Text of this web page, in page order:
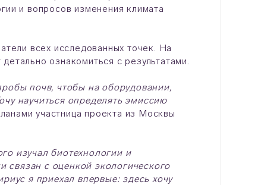
и вопросов изменения климата
всех исследованных точек. На
ознакомиться с результатами.
почв, чтобы на оборудовании,
научиться определять эмиссию
участница проекта из Москвы
изучал биотехнологии и
с оценкой экологического
я приехал впервые: здесь хочу